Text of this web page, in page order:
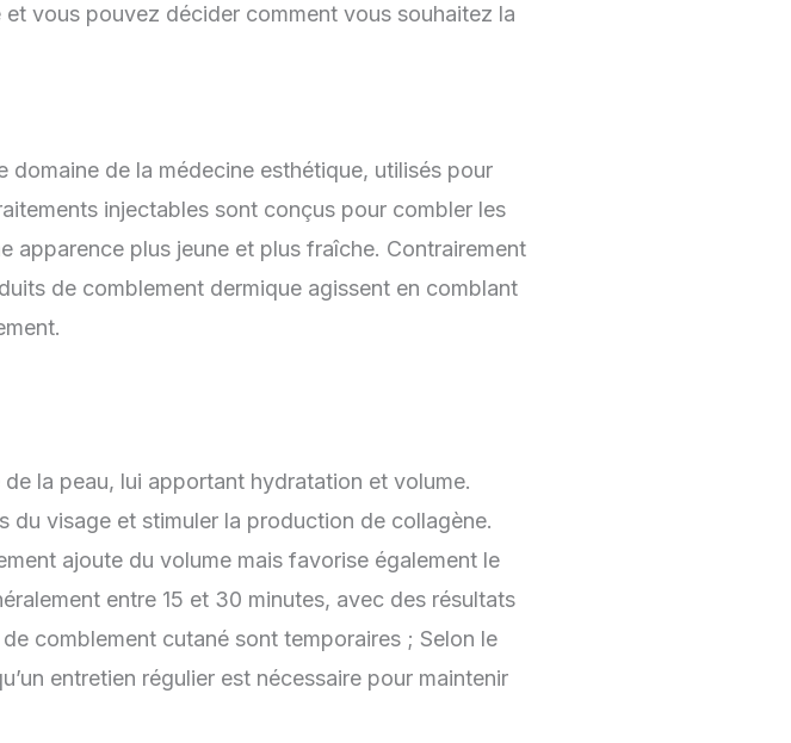
vous pouvez décider comment vous souhaitez la
de la médecine esthétique, utilisés pour
injectables sont conçus pour combler les
apparence plus jeune et plus fraîche. Contrairement
de comblement dermique agissent en comblant
la peau, lui apportant hydratation et volume.
visage et stimuler la production de collagène.
ajoute du volume mais favorise également le
entre 15 et 30 minutes, avec des résultats
comblement cutané sont temporaires ; Selon le
entretien régulier est nécessaire pour maintenir